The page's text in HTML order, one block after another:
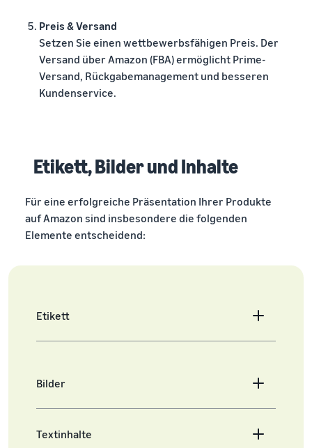
Preis & Versand
Setzen Sie einen wettbewerbsfähigen Preis. Der
Versand über Amazon (FBA) ermöglicht Prime-
Versand, Rückgabemanagement und besseren
Kundenservice.
Etikett, Bilder und Inhalte
Für eine erfolgreiche Präsentation Ihrer Produkte
auf Amazon sind insbesondere die folgenden
Elemente entscheidend:
Etikett
Bilder
Textinhalte